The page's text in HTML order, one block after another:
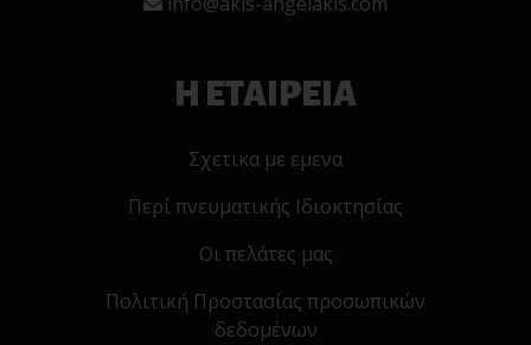
Η ΕΤΑΙΡΕΙΑ
Σχετικα με εμενα
Περί πνευματικής Ιδιοκτησίας
Οι πελάτες μας
Πολιτική Προστασίας προσωπικών
δεδομένων